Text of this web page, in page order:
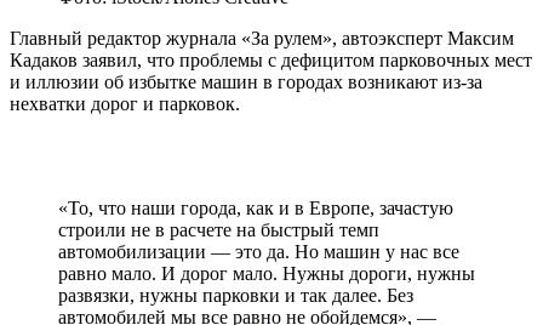
Главный редактор журнала «За рулем», автоэксперт Максим
Кадаков заявил, что проблемы с дефицитом парковочных мест
и иллюзии об избытке машин в городах возникают из-за
нехватки дорог и парковок.
«То, что наши города, как и в Европе, зачастую
строили не в расчете на быстрый темп
автомобилизации — это да. Но машин у нас все
равно мало. И дорог мало. Нужны дороги, нужны
развязки, нужны парковки и так далее. Без
автомобилей мы все равно не обойдемся», —